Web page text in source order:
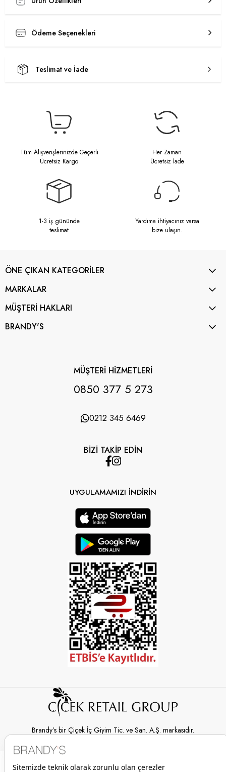
Ödeme Seçenekleri
Teslimat ve İade
Tüm Alışverişlerinizde Geçerli
Ücretsiz Kargo
Her Zaman
Ücretsiz İade
1-3 iş gününde
teslimat
Yardıma ihtiyacınız varsa
bize ulaşın.
ÖNE ÇIKAN KATEGORİLER
MARKALAR
MÜŞTERİ HAKLARI
BRANDY'S
MÜŞTERİ HİZMETLERİ
0850 377 5 273
0212 345 6469
BİZİ TAKİP EDİN
UYGULAMAMIZI İNDİRİN
Brandy’s bir Çiçek İç Giyim Tic. ve San. A.Ş. markasıdır.
© 2026 Brandy’s | Her hakkı saklıdır.